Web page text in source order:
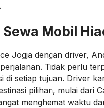
Mobil
Jogja dengan driver,
Tidak perlu
di setiap tujuan. Driver
pilihan, mulai dari
menghemat waktu